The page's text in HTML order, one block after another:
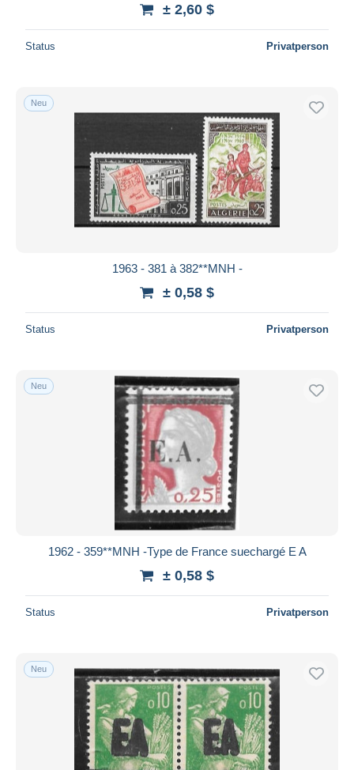
± 2,60 $
Status Privatperson
Neu
1963 - 381 à 382**MNH -
± 0,58 $
Status Privatperson
Neu
1962 - 359**MNH -Type de France suechargé E A
± 0,58 $
Status Privatperson
Neu